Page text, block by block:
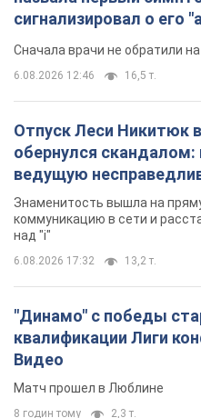
сигнализировал о его
Сначала врачи не обратили
6.08.2026 12:46 16,5 т.
Отпуск Леси Никитюк
обернулся скандалом:
ведущую
Знаменитость вышла на
коммуникацию в сети и
над "i"
6.08.2026 17:32 13,2 т.
"Динамо" с победы
квалификации Лиги
Видео
Матч прошел в Люблине
8 годин тому 2,3 т.